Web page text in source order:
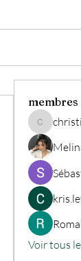
membres
Voir tous